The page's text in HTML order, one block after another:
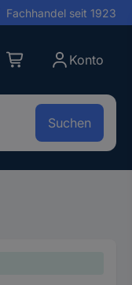
Fachhandel seit 1923
Konto
Suchen